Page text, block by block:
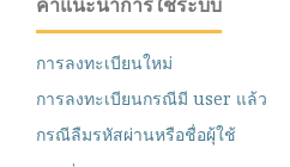
คำแนะนำการใช้ระบบ
การลงทะเบียนใหม่
การลงทะเบียนกรณีมี user แล้ว
กรณีลืมรหัสผ่านหรือชื่อผุ้ใช้